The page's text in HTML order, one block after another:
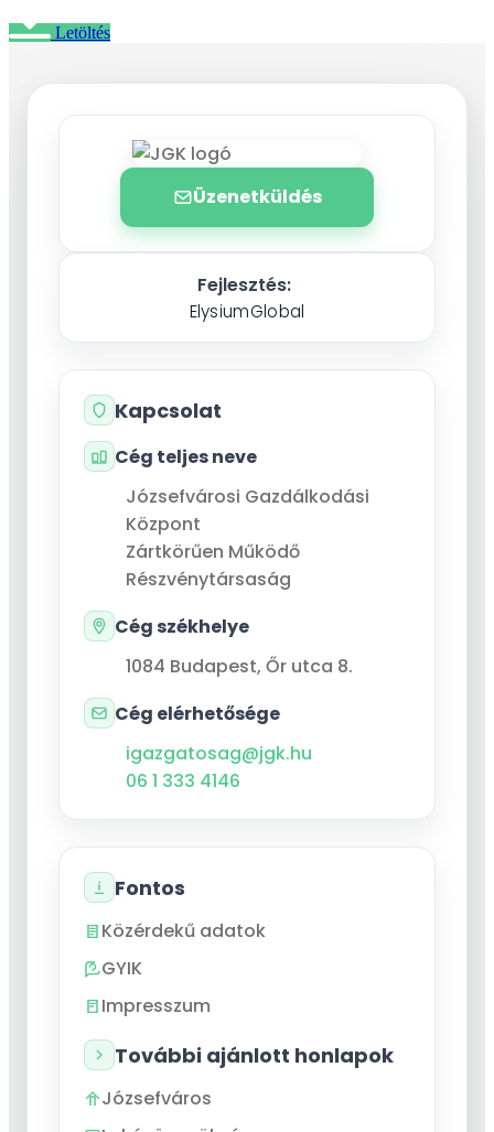
Letöltés
Üzenetküldés
Fejlesztés:
ElysiumGlobal
Kapcsolat
Cég teljes neve
Józsefvárosi Gazdálkodási
Központ
Zártkörűen Működő
Részvénytársaság
Cég székhelye
1084 Budapest, Őr utca 8.
Cég elérhetősége
igazgatosag@jgk.hu
06 1 333 4146
Fontos
Közérdekű adatok
GYIK
Impresszum
További ajánlott honlapok
Józsefváros